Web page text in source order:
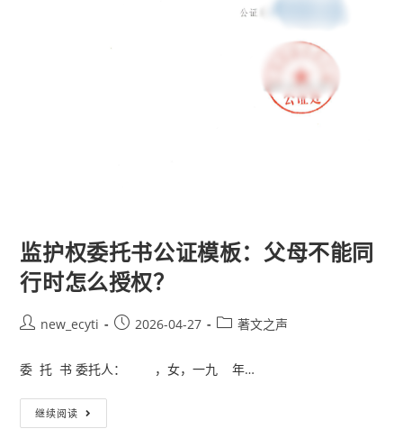
监护权委托书公证模板：父母不能同
行时怎么授权？
new_ecyti 2026-04-27 著文之声
委 托 书 委托人： ，女，一九 年…
继续阅读